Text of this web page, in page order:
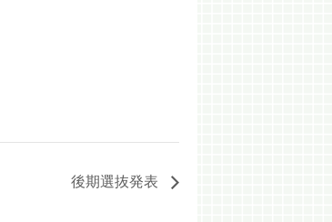
後期選抜発表